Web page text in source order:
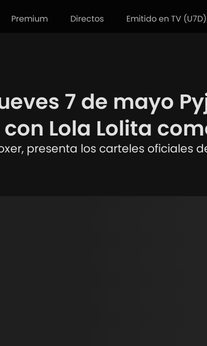
Premium Directos Emitido en TV (U7D)
7 de mayo
Lola Lolita
presenta los carteles oficiales